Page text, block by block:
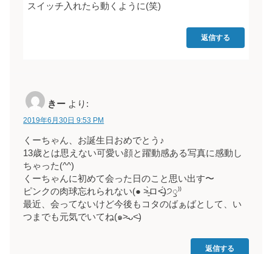
スイッチ入れたら動くように(笑)
返信する
きー より:
2019年6月30日 9:53 PM
くーちゃん、お誕生日おめでとう♪
13歳とは思えない可愛い顔と躍動感ある写真に感動し
ちゃった(^^)
くーちゃんに初めて会った日のこと思い出す〜
ピンクの肉球忘れられない(● ˃̶͈̀ロ˂̶͈́)੭ꠥ⁾⁾
最近、会ってないけど今後もコタのばぁばとして、い
つまでも元気でいてね(๑˃̵ᴗ˂̵)
返信する